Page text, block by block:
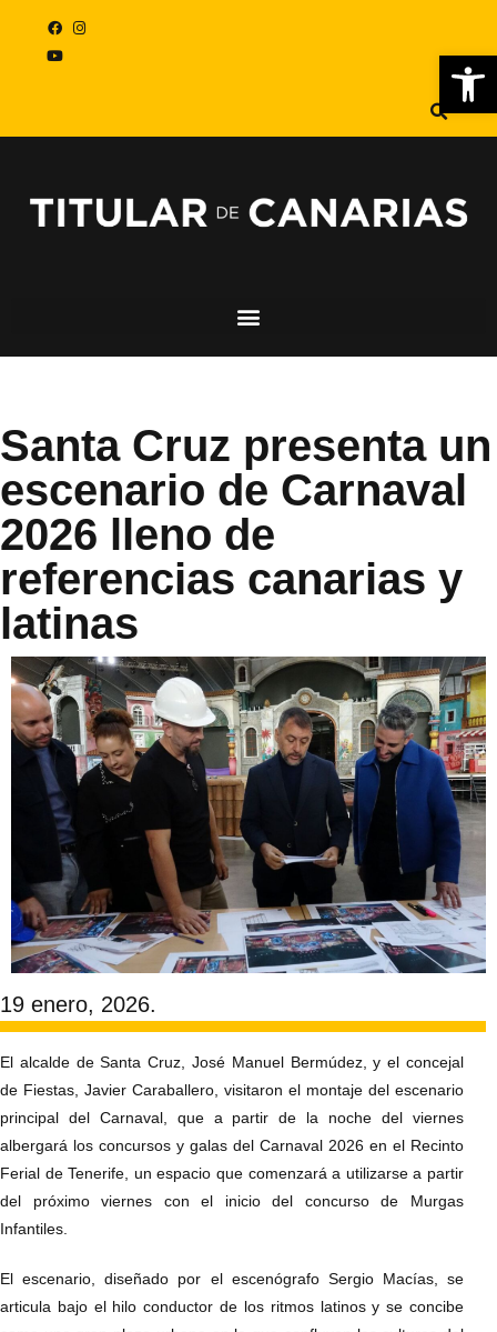
Santa Cruz presenta un
escenario de Carnaval
2026 lleno de
referencias canarias y
latinas
19 enero, 2026.
El alcalde de Santa Cruz, José Manuel Bermúdez, y el concejal
de Fiestas, Javier Caraballero, visitaron el montaje del escenario
principal del Carnaval, que a partir de la noche del viernes
albergará los concursos y galas del Carnaval 2026 en el Recinto
Ferial de Tenerife, un espacio que comenzará a utilizarse a partir
del próximo viernes con el inicio del concurso de Murgas
Infantiles.
El escenario, diseñado por el escenógrafo Sergio Macías, se
articula bajo el hilo conductor de los ritmos latinos y se concibe